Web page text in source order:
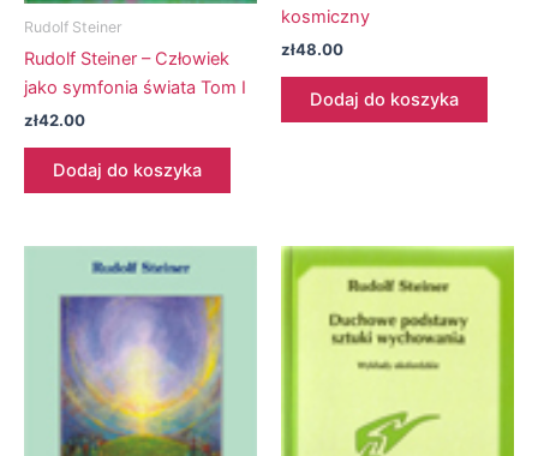
Rudolf Steiner
Rudolf Steiner – Człowiek
jako symfonia świata Tom I
zł42.00
Dodaj do koszyka
kosmiczny
zł48.00
Dodaj do koszyka